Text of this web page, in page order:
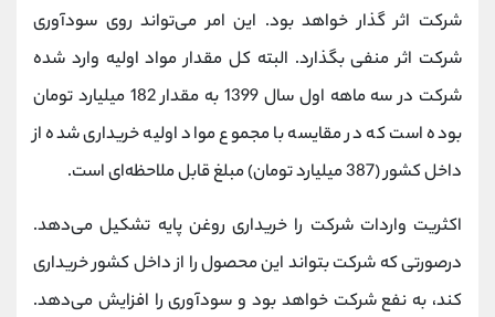
شرکت اثر گذار خواهد بود. این امر می‌تواند روی سودآوری
شرکت اثر منفی بگذارد. البته کل مقدار مواد اولیه وارد شده
شرکت در سه ماهه اول سال 1399 به مقدار 182 میلیارد تومان
بوده است که در مقایسه با مجموع مواد اولیه خریداری شده از
داخل کشور (387 میلیارد تومان) مبلغ قابل ملاحظه‌ای است.
اکثریت واردات شرکت را خریداری روغن پایه تشکیل می‌دهد.
درصورتی که شرکت بتواند این محصول را از داخل کشور خریداری
کند، به نفع شرکت خواهد بود و سودآوری را افزایش می‌دهد.